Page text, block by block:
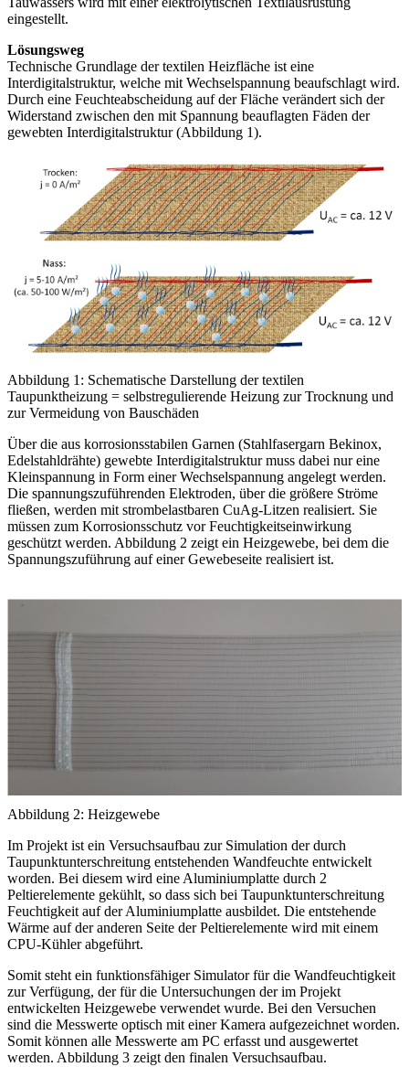
eingestellt.
Lösungsweg
Technische Grundlage der textilen Heizfläche ist eine
Interdigitalstruktur, welche mit Wechselspannung beaufschlagt wird.
Durch eine Feuchteabscheidung auf der Fläche verändert sich der
Widerstand zwischen den mit Spannung beauflagten Fäden der
gewebten Interdigitalstruktur (Abbildung 1).
Abbildung 1: Schematische Darstellung der textilen
Taupunktheizung = selbstregulierende Heizung zur Trocknung und
zur Vermeidung von Bauschäden
Über die aus korrosionsstabilen Garnen (Stahlfasergarn Bekinox,
Edelstahldrähte) gewebte Interdigitalstruktur muss dabei nur eine
Kleinspannung in Form einer Wechselspannung angelegt werden.
Die spannungszuführenden Elektroden, über die größere Ströme
fließen, werden mit strombelastbaren CuAg-Litzen realisiert. Sie
müssen zum Korrosionsschutz vor Feuchtigkeitseinwirkung
geschützt werden. Abbildung 2 zeigt ein Heizgewebe, bei dem die
Spannungszuführung auf einer Gewebeseite realisiert ist.
Abbildung 2: Heizgewebe
Im Projekt ist ein Versuchsaufbau zur Simulation der durch
Taupunktunterschreitung entstehenden Wandfeuchte entwickelt
worden. Bei diesem wird eine Aluminiumplatte durch 2
Peltierelemente gekühlt, so dass sich bei Taupunktunterschreitung
Feuchtigkeit auf der Aluminiumplatte ausbildet. Die entstehende
Wärme auf der anderen Seite der Peltierelemente wird mit einem
CPU-Kühler abgeführt.
Somit steht ein funktionsfähiger Simulator für die Wandfeuchtigkeit
zur Verfügung, der für die Untersuchungen der im Projekt
entwickelten Heizgewebe verwendet wurde. Bei den Versuchen
sind die Messwerte optisch mit einer Kamera aufgezeichnet worden.
Somit können alle Messwerte am PC erfasst und ausgewertet
werden. Abbildung 3 zeigt den finalen Versuchsaufbau.